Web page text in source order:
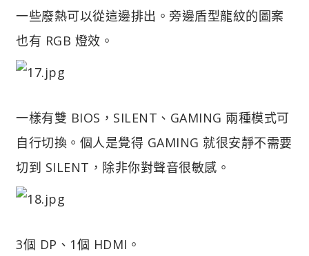
一些廢熱可以從這邊排出。旁邊盾型龍紋的圖案
也有 RGB 燈效。
一樣有雙 BIOS，SILENT、GAMING 兩種模式可
自行切換。個人是覺得 GAMING 就很安靜不需要
切到 SILENT，除非你對聲音很敏感。
3個 DP、1個 HDMI。